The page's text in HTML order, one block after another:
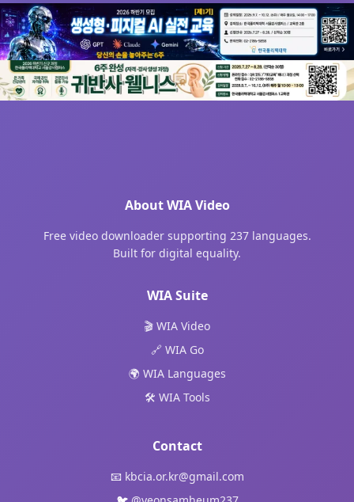
About WIA Video
Free video downloader supporting 237 languages.
Built for digital equality.
WIA Suite
🎬 WIA Video
🔗 WIA Go
🌍 WIA Languages
🛠️ WIA Tools
Contact
📧 kbcia.or.kr@gmail.com